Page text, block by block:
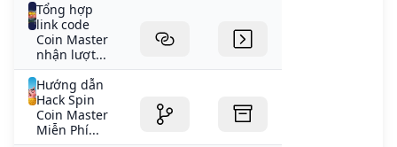
Tổng hợp
link code
Coin Master
nhận lượt...
Hướng dẫn
Hack Spin
Coin Master
Miễn Phí...